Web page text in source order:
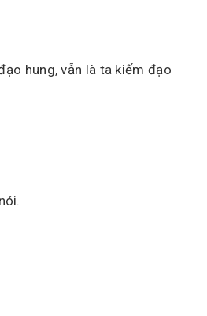
hung, vẫn là ta kiếm đạo